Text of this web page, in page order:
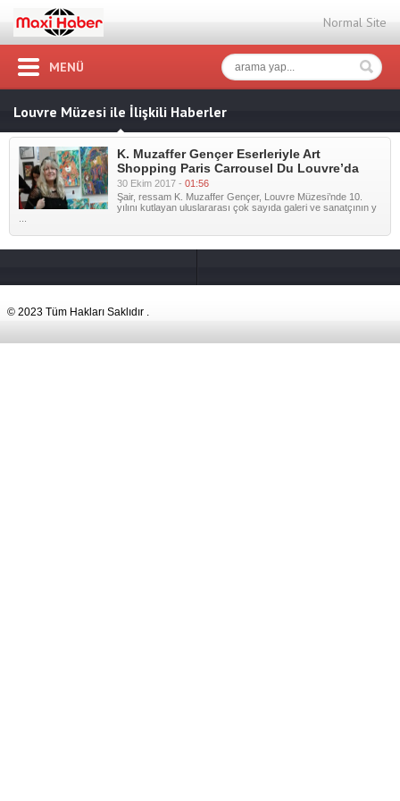
Normal Site
MENÜ
Louvre Müzesi ile İlişkili Haberler
K. Muzaffer Gençer Eserleriyle Art
Shopping Paris Carrousel Du Louvre’da
30 Ekim 2017 - 01:56
Şair, ressam K. Muzaffer Gençer, Louvre Müzesi’nde 10.
yılını kutlayan uluslararası çok sayıda galeri ve sanatçının y
© 2023 Tüm Hakları Saklıdır .